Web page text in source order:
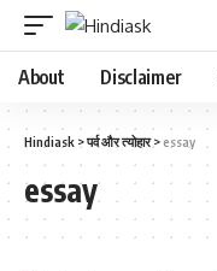
About Disclaimer
Hindiask >पर्व और त्योहार>essay
essay